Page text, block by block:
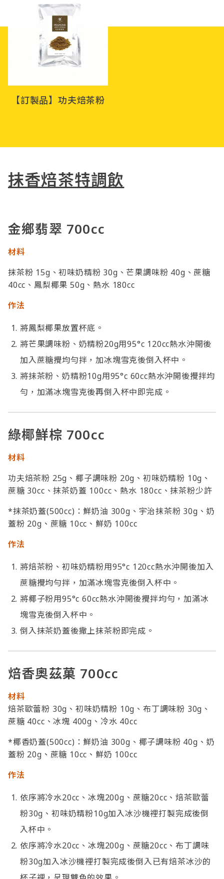
【訂製品】功夫焙茶粉
抹香焙茶特調飲
金鄉翡翠 700cc
材料
抹茶粉 15g、初味奶精粉 30g、芒果調味粉 40g、蔗糖
40cc、鳳梨椰果 50g、熱水 180cc
作法
將鳳梨椰果放置杯底。
將芒果調味粉、奶精粉20g用95°c 120cc熱水沖開後
加入蔗糖攪均勻拌，加冰塊雪克後倒入杯中。
將抹茶粉、奶精粉10g用95°c 60cc熱水沖開後攪拌均
勻，加滿冰塊雪克後再倒入杯中即完成。
綠椰鮮棕 700cc
材料
功夫焙茶粉 25g、椰子調味粉 20g、初味奶精粉 10g、
蔗糖 30cc、抹茶奶蓋 100cc、熱水 180cc、抹茶粉少許
*抹茶奶蓋(500cc)：鮮奶油 300g、宇治抹茶粉 30g、奶
蓋粉 20g、蔗糖 10cc、鮮奶 100cc
作法
將焙茶粉、初味奶精粉用95°c 120cc熱水沖開後加入
蔗糖攪均勻拌，加滿冰塊雪克後倒入杯中。
將椰子粉用95°c 60cc熱水沖開後攪拌均勻，加滿冰
塊雪克後倒入杯中。
倒入抹茶奶蓋後撒上抹茶粉即完成。
焙香奧茲菓 700cc
材料
焙茶歐蕾粉 30g、初味奶精粉 10g、布丁調味粉 30g、
蔗糖 40cc、冰塊 400g、冷水 40cc
*椰香奶蓋(500cc)：鮮奶油 300g、椰子調味粉 40g、奶
蓋粉 20g、蔗糖 10cc、鮮奶 100cc
作法
依序將冷水20cc、冰塊200g、蔗糖20cc、焙茶歐蕾
粉30g、初味奶精粉10g加入冰沙機裡打製完成後倒
入杯中。
依序將冷水20cc、冰塊200g、蔗糖20cc、布丁調味
粉30g加入冰沙機裡打製完成後倒入已有焙茶冰沙的